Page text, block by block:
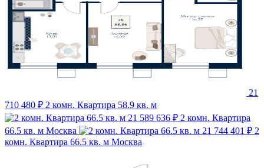
21
710 480 ₽ 2 комн. Квартира 58.9 кв. м
21 589 636 ₽ 2 комн. Квартира
66.5 кв. м Москва 21 744 401 ₽ 2
комн. Квартира 66.5 кв. м Москва